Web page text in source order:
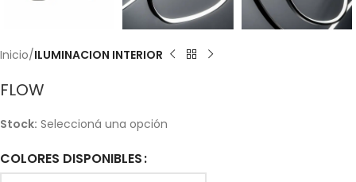
Inicio ILUMINACION INTERIOR
FLOW
Stock: Seleccioná una opción
COLORES DISPONIBLES